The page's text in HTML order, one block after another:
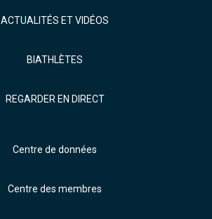
ACTUALITÉS ET VIDÉOS
BIATHLÈTES
REGARDER EN DIRECT
Centre de données
Centre des membres